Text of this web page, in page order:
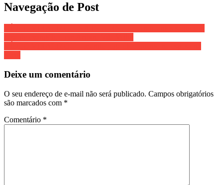
Navegação de Post
Deixe um comentário
O seu endereço de e-mail não será publicado. Campos obrigatórios
são marcados com *
Comentário *